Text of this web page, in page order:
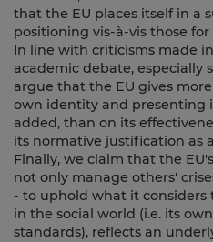
that the EU places itself in a
positioning vis-à-vis those
In line with criticisms made
academic debate, especially
argue that the EU gives
own identity and presenting
added, than on its
its normative justification as
Finally, we claim that the
not only manage others'
- to uphold what it
in the social world (i.e. its
standards), reflects an